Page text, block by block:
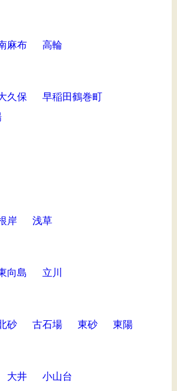
麻布 高輪
久保
早稲田鶴巻町
岸 浅草
向島 立川
砂 古石場 東砂 東陽
大井 小山台